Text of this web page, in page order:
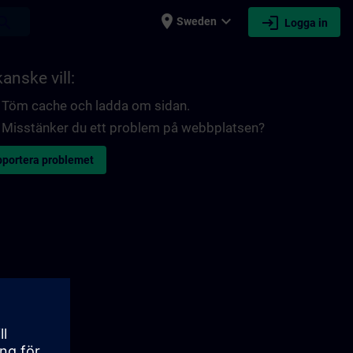
place Sweden expand_more login Logga in
vill:
Töm cache och ladda om sidan.
Misstänker du ett problem på webbplatsen?
problemet